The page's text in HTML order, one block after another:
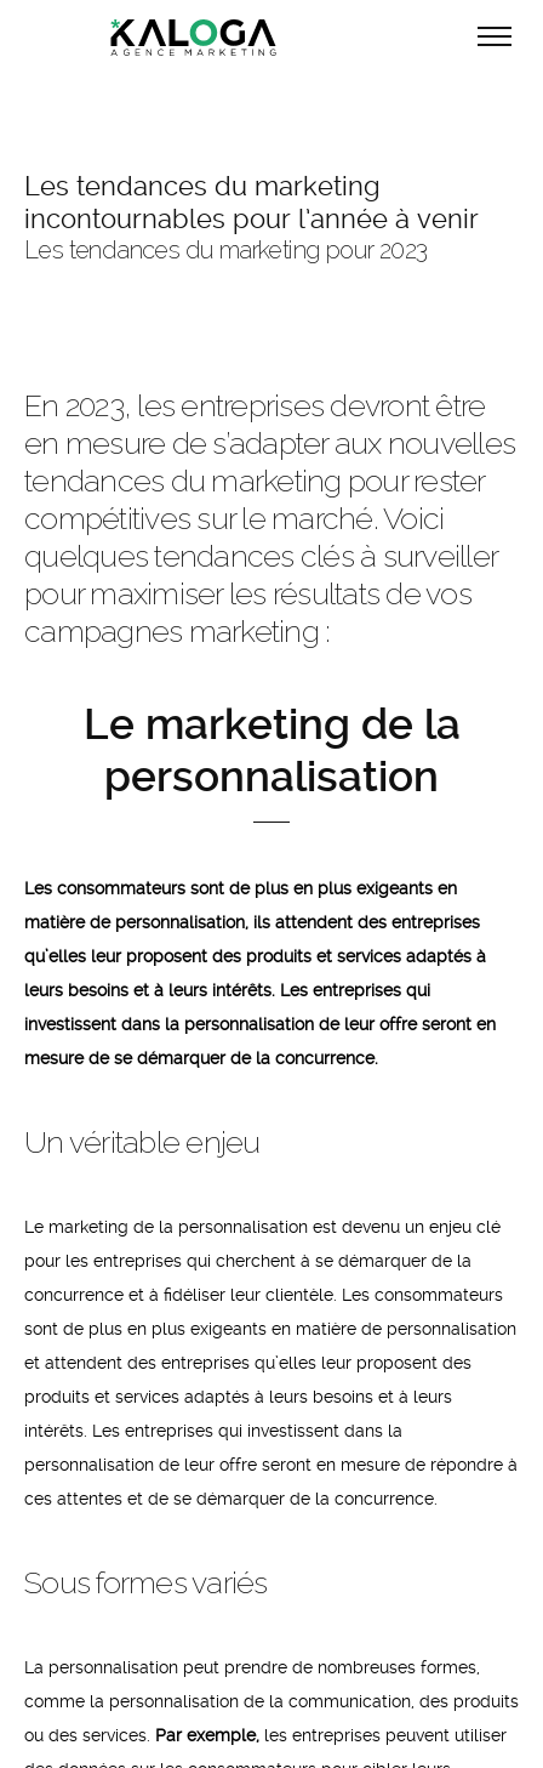
Les tendances du marketing
incontournables pour l’année à venir
Les tendances du marketing pour 2023
En 2023, les entreprises devront être
en mesure de s’adapter aux nouvelles
tendances du marketing pour rester
compétitives sur le marché. Voici
quelques tendances clés à surveiller
pour maximiser les résultats de vos
campagnes marketing :
Le marketing de la
personnalisation
Les consommateurs sont de plus en plus exigeants en
matière de personnalisation, ils attendent des entreprises
qu’elles leur proposent des produits et services adaptés à
leurs besoins et à leurs intérêts. Les entreprises qui
investissent dans la personnalisation de leur offre seront en
mesure de se démarquer de la concurrence.
Un véritable enjeu
Le marketing de la personnalisation est devenu un enjeu clé
pour les entreprises qui cherchent à se démarquer de la
concurrence et à fidéliser leur clientèle. Les consommateurs
sont de plus en plus exigeants en matière de personnalisation
et attendent des entreprises qu’elles leur proposent des
produits et services adaptés à leurs besoins et à leurs
intérêts. Les entreprises qui investissent dans la
personnalisation de leur offre seront en mesure de répondre à
ces attentes et de se démarquer de la concurrence.
Sous formes variés
La personnalisation peut prendre de nombreuses formes,
comme la personnalisation de la communication, des produits
ou des services. Par exemple, les entreprises peuvent utiliser